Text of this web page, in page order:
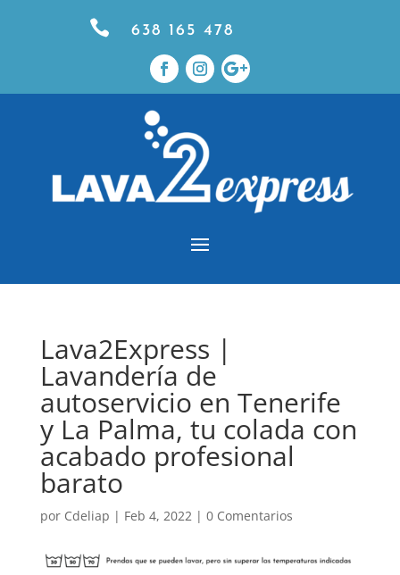
 638 165 478
Lava2Express |
Lavandería de
autoservicio en Tenerife
y La Palma, tu colada con
acabado profesional
barato
por Cdeliap | Feb 4, 2022| 0 Comentarios